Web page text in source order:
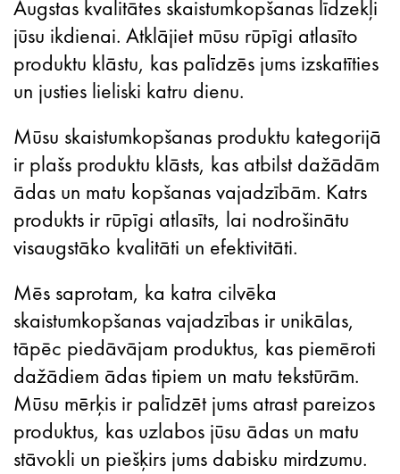
Augstas kvalitātes skaistumkopšanas līdzekļi
jūsu ikdienai. Atklājiet mūsu rūpīgi atlasīto
produktu klāstu, kas palīdzēs jums izskatīties
un justies lieliski katru dienu.
Mūsu skaistumkopšanas produktu kategorijā
ir plašs produktu klāsts, kas atbilst dažādām
ādas un matu kopšanas vajadzībām. Katrs
produkts ir rūpīgi atlasīts, lai nodrošinātu
visaugstāko kvalitāti un efektivitāti.
Mēs saprotam, ka katra cilvēka
skaistumkopšanas vajadzības ir unikālas,
tāpēc piedāvājam produktus, kas piemēroti
dažādiem ādas tipiem un matu tekstūrām.
Mūsu mērķis ir palīdzēt jums atrast pareizos
produktus, kas uzlabos jūsu ādas un matu
stāvokli un piešķirs jums dabisku mirdzumu.